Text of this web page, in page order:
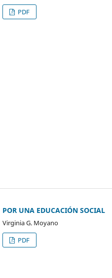
PDF
POR UNA EDUCACIÓN SOCIAL
Virginia G. Moyano
PDF